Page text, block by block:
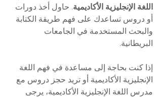
اللغة الإنجليزية الأكاديمية. حاول أخذ دورات
أو دروس تساعدك على فهم طريقة الكتابة
والبحث المستخدمة في الجامعات
البريطانية.
إذا كنت بحاجة إلى مساعدة في فهم اللغة
الإنجليزية الأكاديمية أو تريد حجز دروس مع
مدرس اللغة الإنجليزية الأكاديمية، يرجى